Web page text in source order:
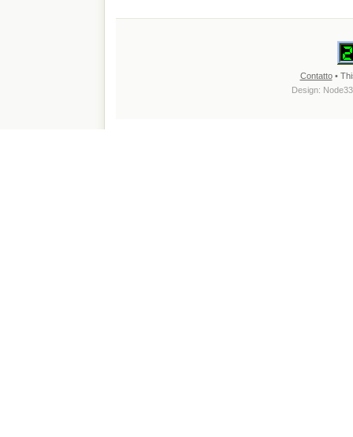
Contatto•
Design: Node33